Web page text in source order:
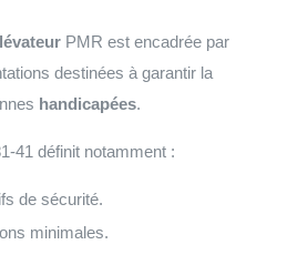
PMR est encadrée par
destinées à garantir la
handicapées.
41 définit notamment :
de sécurité.
minimales.